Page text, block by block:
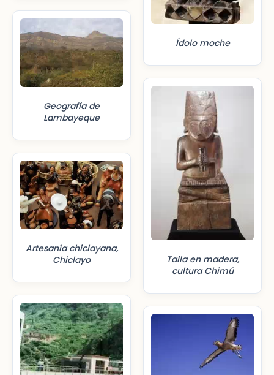
Geografía de
Lambayeque
Artesanía chiclayana,
Chiclayo
Ídolo moche
Talla en madera,
cultura Chimú